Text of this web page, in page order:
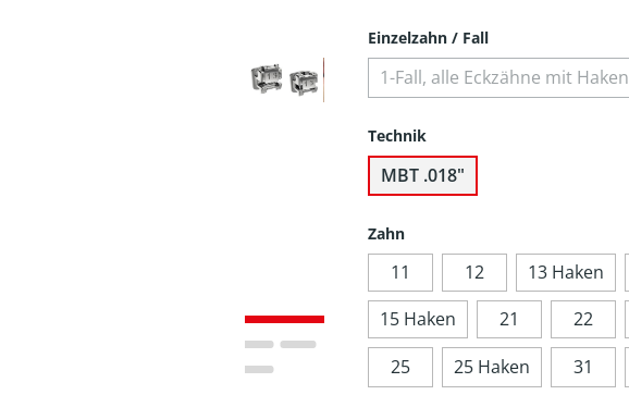
Einzelzahn / Fall
1-Fall, alle Eckzähne mit Haken
Technik
MBT .018"
Zahn
11 12 13 Haken
15 Haken
21 22
25
25 Haken 31